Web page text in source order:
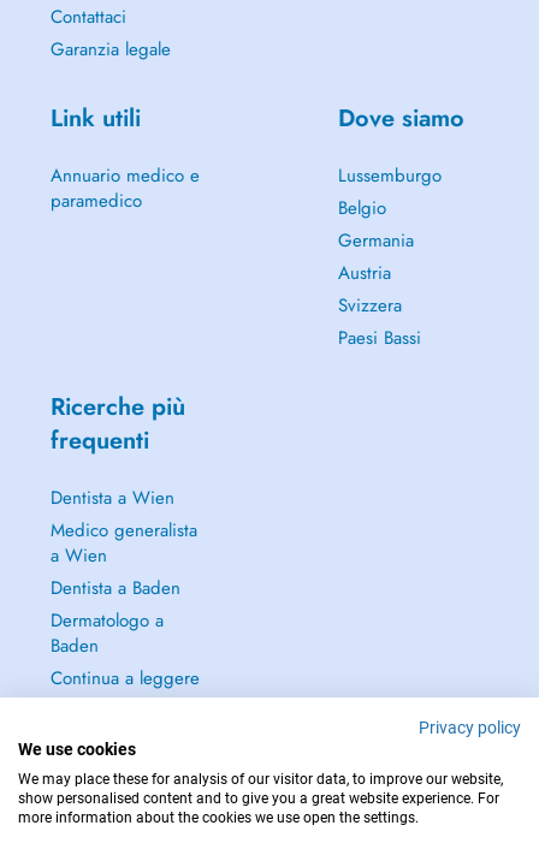
Contattaci
Garanzia legale
Link utili
Annuario medico e
paramedico
Dove siamo
Lussemburgo
Belgio
Germania
Austria
Svizzera
Paesi Bassi
Ricerche più
frequenti
Dentista a Wien
Medico generalista
a Wien
Dentista a Baden
Dermatologo a
Baden
Continua a leggere
→
PER LE URGENZE, CONSULTARE : 112
Privacy policy
We use cookies
We may place these for analysis of our visitor data, to improve our website,
show personalised content and to give you a great website experience. For
more information about the cookies we use open the settings.